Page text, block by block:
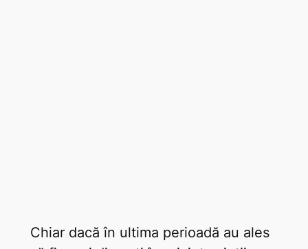
Chiar dacă în ultima perioadă au ales